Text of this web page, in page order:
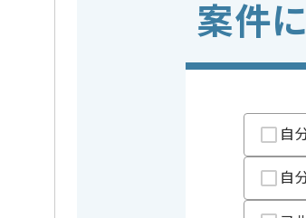
この案件のポイント 特徴
精算基準時間
支払いサイト
案件
自
自